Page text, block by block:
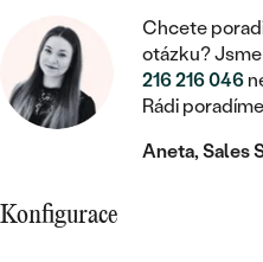
DLE CENY
CENOVĚ
DLE DRAHOKAMU
DIAMANT
LAB-GROWN
DOPLŇKY
DLE MATERIÁLU
STŘÍBRO
S DIAMANTY
S DRAHOKAMY
VE TVARU SRDCE
SE ZVÍŘATY
DLE DRAHOKAMU
S DIAMANTY
PERSONALIZOVANÉ
DLE DRAHOKAMU
S DIAMANTY
S DRAHOKAMY
Chcete
otázku?
216 216 046
Rádi
Aneta, Sales
Konfigurace